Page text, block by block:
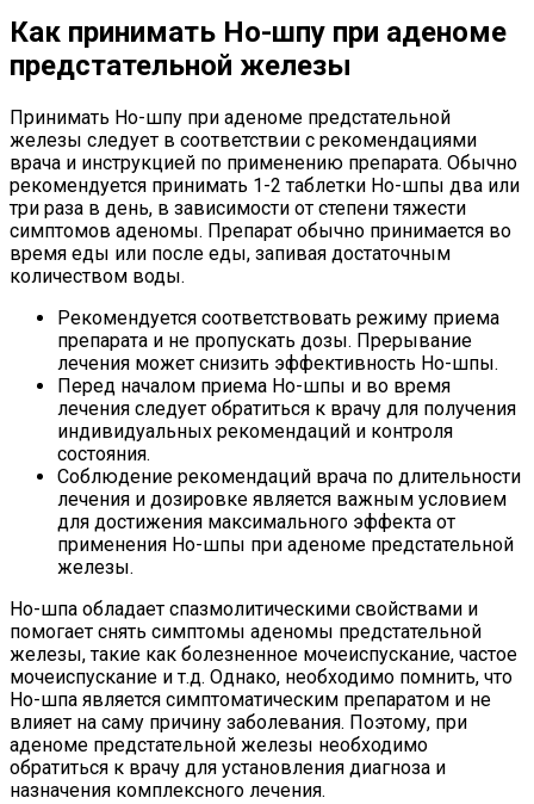
Как принимать Но-шпу при аденоме
предстательной железы
Принимать Но-шпу при аденоме предстательной
железы следует в соответствии с рекомендациями
врача и инструкцией по применению препарата. Обычно
рекомендуется принимать 1-2 таблетки Но-шпы два или
три раза в день, в зависимости от степени тяжести
симптомов аденомы. Препарат обычно принимается во
время еды или после еды, запивая достаточным
количеством воды.
Рекомендуется соответствовать режиму приема
препарата и не пропускать дозы. Прерывание
лечения может снизить эффективность Но-шпы.
Перед началом приема Но-шпы и во время
лечения следует обратиться к врачу для получения
индивидуальных рекомендаций и контроля
состояния.
Соблюдение рекомендаций врача по длительности
лечения и дозировке является важным условием
для достижения максимального эффекта от
применения Но-шпы при аденоме предстательной
железы.
Но-шпа обладает спазмолитическими свойствами и
помогает снять симптомы аденомы предстательной
железы, такие как болезненное мочеиспускание, частое
мочеиспускание и т.д. Однако, необходимо помнить, что
Но-шпа является симптоматическим препаратом и не
влияет на саму причину заболевания. Поэтому, при
аденоме предстательной железы необходимо
обратиться к врачу для установления диагноза и
назначения комплексного лечения.